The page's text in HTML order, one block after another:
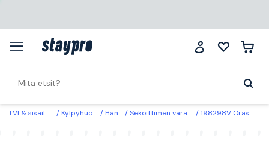
LVI & sisäilma Kylpyhuone Hanat Sekoittimen varaosat 198298V Oras Kalvo